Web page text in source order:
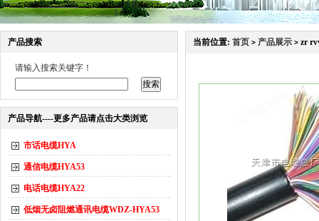
产品搜索
请输入搜索关键字！
产品导航----更多产品请点击大类浏览
市话电缆HYA
通信电缆HYA53
电话电缆HYA22
低烟无卤阻燃通讯电缆WDZ-HYA53
当前位置: 首页 > 产品展示 > zr